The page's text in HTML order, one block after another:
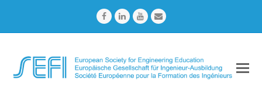
FacebookLinkedInYoutubeEmail